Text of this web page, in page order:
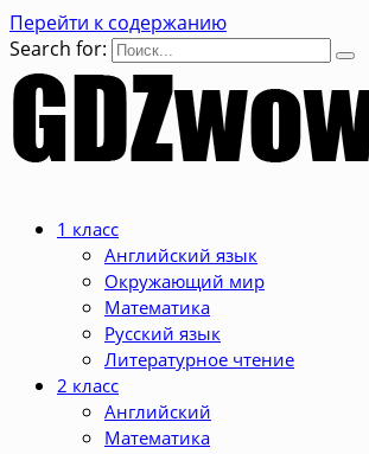
Перейти к содержанию
Search for:
1 класс
Английский язык
Окружающий мир
Математика
Русский язык
Литературное чтение
2 класс
Английский
Математика